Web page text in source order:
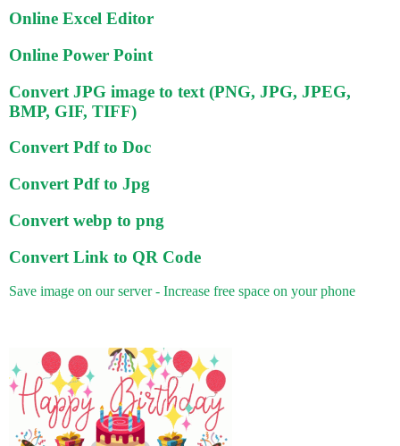
Online Excel Editor
Online Power Point
Convert JPG image to text (PNG, JPG, JPEG,
BMP, GIF, TIFF)
Convert Pdf to Doc
Convert Pdf to Jpg
Convert webp to png
Convert Link to QR Code
Save image on our server - Increase free space on your phone